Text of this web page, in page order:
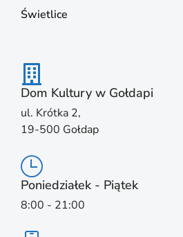
Świetlice
Dom Kultury w Gołdapi
ul. Krótka 2,
19-500 Gołdap
Poniedziałek - Piątek
8:00 - 21:00